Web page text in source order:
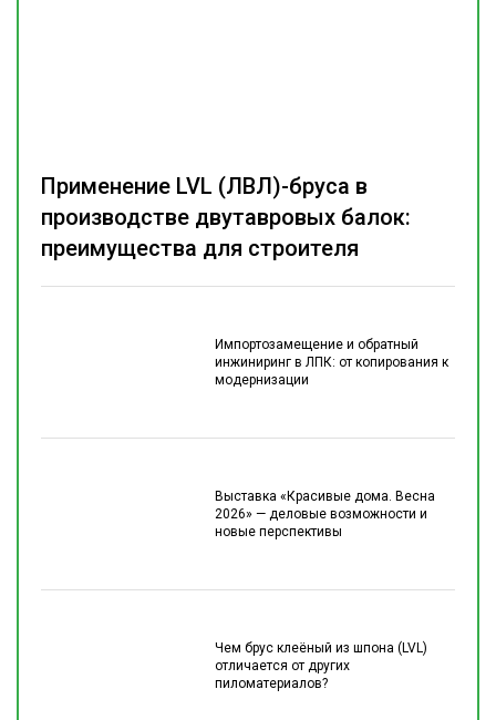
Импортозамещение и обратный
инжиниринг в ЛПК: от копирования к
модернизации
Выставка «Красивые дома. Весна
2026» — деловые возможности и
новые перспективы
Чем брус клеёный из шпона (LVL)
отличается от других
пиломатериалов?
Применение LVL (ЛВЛ)-бруса в
производстве двутавровых балок:
преимущества для строителя